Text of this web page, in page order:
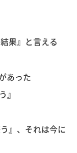
果』と言える
あった
』
』、それは今に